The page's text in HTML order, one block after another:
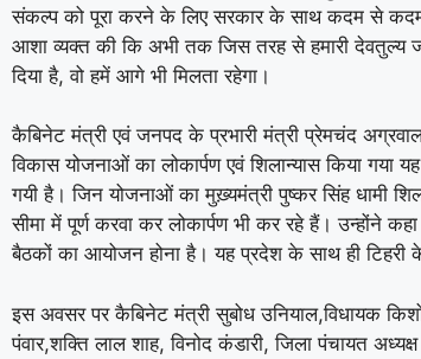
संकल्प को पूरा करने के लिए सरकार के साथ कदम से कदम
आशा व्यक्त की कि अभी तक जिस तरह से हमारी देवतुल्य
दिया है, वो हमें आगे भी मिलता रहेगा।
कैबिनेट मंत्री एवं जनपद के प्रभारी मंत्री प्रेमचंद
विकास योजनाओं का लोकार्पण एवं शिलान्यास किया गया
गयी है। जिन योजनाओं का मुख़्यमंत्री पुष्कर सिंह धामी
सीमा में पूर्ण करवा कर लोकार्पण भी कर रहे हैं। उन्होंने
बैठकों का आयोजन होना है। यह प्रदेश के साथ ही टिहरी
इस अवसर पर कैबिनेट मंत्री सुबोध उनियाल,विधायक
पंवार,शक्ति लाल शाह, विनोद कंडारी, जिला पंचायत